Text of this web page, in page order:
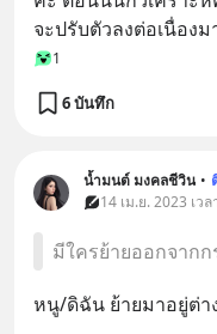
จะปรับตัวลงต่อเนื่องม
1
6 บันทึก
น้ำมนต์ มงคลชีวิน •
14 เม.ย. 2023 เว
มีใครย้ายออกจาก
หนู/ดิฉัน ย้ายมาอยู่ต่า